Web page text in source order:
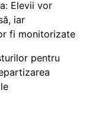
Elevii vor
iar
fi monitorizate
pentru